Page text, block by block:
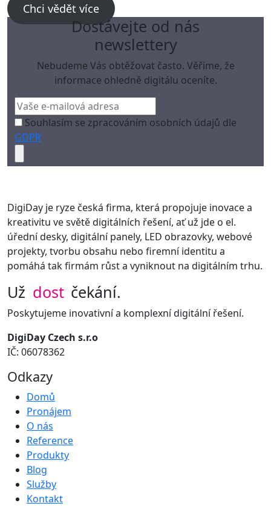
Chci vědět více
Dostávejte od nás
newslettery
Nebudeme Vás obtěžovat často. Věříme, že
informace ohledně digitálu oceníte.
Souhlasím se zpracováním osobních údajů dle
GDPR
DigiDay je ryze česká firma, která propojuje inovace a
kreativitu ve světě digitálních řešení, ať už jde o el.
úřední desky, digitální panely, LED obrazovky, webové
projekty, tvorbu obsahu nebo firemní identitu a
pomáhá tak firmám růst a vyniknout na digitálním trhu.
Už dost čekání.
Poskytujeme inovativní a komplexní digitální řešení.
DigiDay Czech s.r.o
IČ: 06078362
Odkazy
Domů
Pronájem
O nás
Reference
Produkty
Blog
Služby
Kontakt